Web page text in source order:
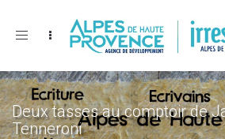
Toggle
Deux tasses au comptoir de
Tenneroni